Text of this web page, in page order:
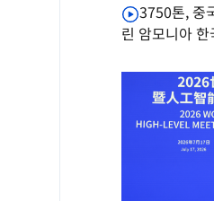
3750톤, 중
린 암모니아 한